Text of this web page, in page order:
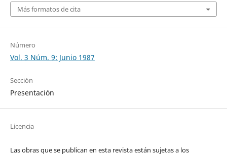
Más formatos de cita
Número
Vol. 3 Núm. 9: Junio 1987
Sección
Presentación
Licencia
Las obras que se publican en esta revista están sujetas a los